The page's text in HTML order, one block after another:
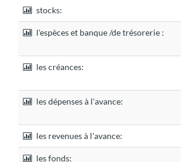
stocks:
l'espèces et banque /de trésorerie :
les créances:
les dépenses à l'avance:
les revenues à l'avance:
les fonds: